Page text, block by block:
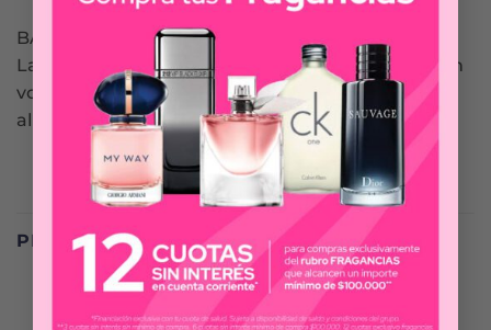
BASE
La aromática madera de cidra se entrelaza con un
voluptuoso ámbar y una sugerente caricia de
almizcle.
PRODUCTOS RELACIONADOS